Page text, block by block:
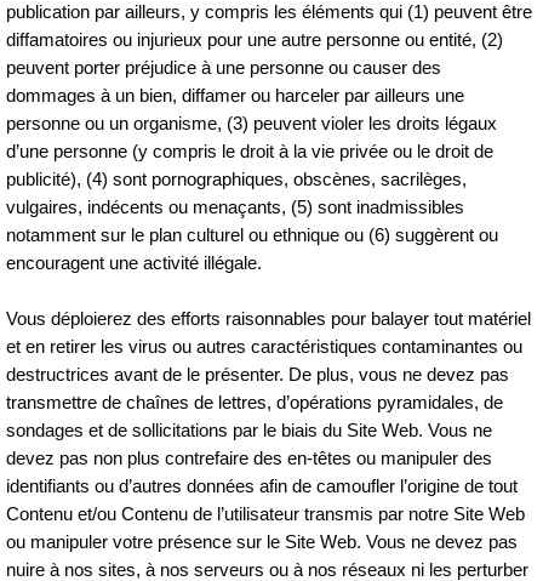
publication par ailleurs, y compris les éléments qui (1) peuvent être
diffamatoires ou injurieux pour une autre personne ou entité, (2)
peuvent porter préjudice à une personne ou causer des
dommages à un bien, diffamer ou harceler par ailleurs une
personne ou un organisme, (3) peuvent violer les droits légaux
d’une personne (y compris le droit à la vie privée ou le droit de
publicité), (4) sont pornographiques, obscènes, sacrilèges,
vulgaires, indécents ou menaçants, (5) sont inadmissibles
notamment sur le plan culturel ou ethnique ou (6) suggèrent ou
encouragent une activité illégale.
Vous déploierez des efforts raisonnables pour balayer tout matériel
et en retirer les virus ou autres caractéristiques contaminantes ou
destructrices avant de le présenter. De plus, vous ne devez pas
transmettre de chaînes de lettres, d’opérations pyramidales, de
sondages et de sollicitations par le biais du Site Web. Vous ne
devez pas non plus contrefaire des en‑têtes ou manipuler des
identifiants ou d’autres données afin de camoufler l’origine de tout
Contenu et/ou Contenu de l’utilisateur transmis par notre Site Web
ou manipuler votre présence sur le Site Web. Vous ne devez pas
nuire à nos sites, à nos serveurs ou à nos réseaux ni les perturber